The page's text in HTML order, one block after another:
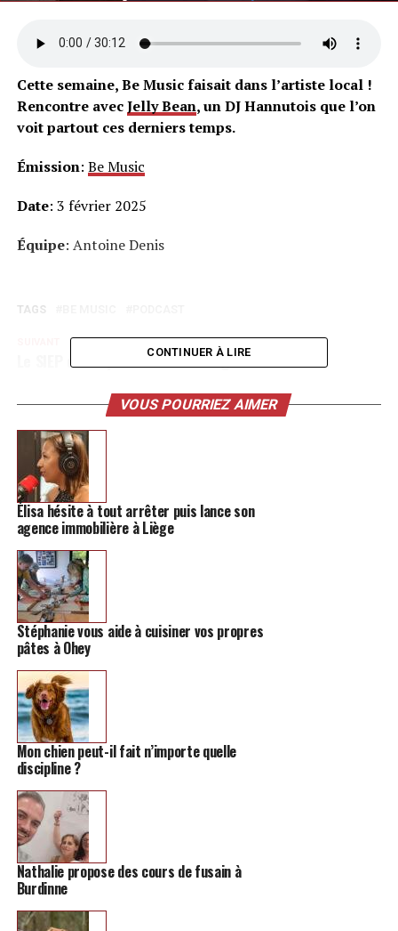
Cette semaine, Be Music faisait dans l’artiste local !
Rencontre avecJelly Bean, un DJ Hannutois que l’on
voit partout ces derniers temps.
Émission: Be Music
Date: 3 février 2025
Équipe: Antoine Denis
TAGS
Le SIEP débarque du côté de Liège
Dans les coulisses de la parfumerie de l’Institut à
Hannut
CONTINUER À LIRE
VOUS POURRIEZ AIMER
Élisa hésite à tout arrêter puis lance son
agence immobilière à Liège
Stéphanie vous aide à cuisiner vos propres
pâtes à Ohey
Mon chien peut-il fait n’importe quelle
discipline ?
Nathalie propose des cours de fusain à
Burdinne